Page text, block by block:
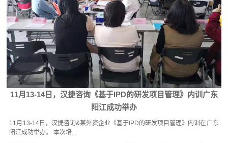
11月13-14日，汉捷咨询《基于IPD的研发项目管理》内训广东
阳江成功举办
11月13-14日，汉捷咨询&某外资企业《基于IPD的研发项目管理》内训在广东
阳江成功举办。 本次培...